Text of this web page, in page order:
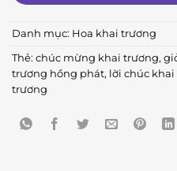
Danh mục: Hoa khai trương
Thẻ: chúc mừng khai trương,
trương hồng phát, lời chúc
trương